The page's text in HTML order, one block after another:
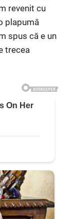
revenit cu
plapumă
spus că e un
trecea